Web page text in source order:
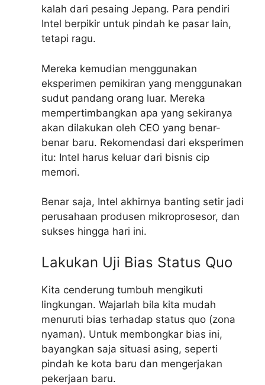
kalah dari pesaing Jepang. Para pendiri
Intel berpikir untuk pindah ke pasar lain,
tetapi ragu.
Mereka kemudian menggunakan
eksperimen pemikiran yang menggunakan
sudut pandang orang luar. Mereka
mempertimbangkan apa yang sekiranya
akan dilakukan oleh CEO yang benar-
benar baru. Rekomendasi dari eksperimen
itu: Intel harus keluar dari bisnis cip
memori.
Benar saja, Intel akhirnya banting setir jadi
perusahaan produsen mikroprosesor, dan
sukses hingga hari ini.
Lakukan Uji Bias Status Quo
Kita cenderung tumbuh mengikuti
lingkungan. Wajarlah bila kita mudah
menuruti bias terhadap status quo (zona
nyaman). Untuk membongkar bias ini,
bayangkan saja situasi asing, seperti
pindah ke kota baru dan mengerjakan
pekerjaan baru.